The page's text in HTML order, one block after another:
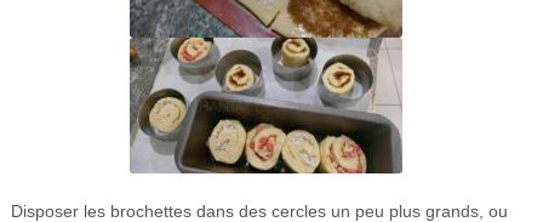
Disposer les brochettes dans des cercles un peu plus grands, ou